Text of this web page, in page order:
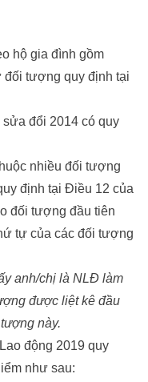
hộ gia đình gồm
tượng quy định tại
đổi 2014 có quy
nhiều đối tượng
định tại Điều 12 của
đối tượng đầu tiên
tự của các đối tượng
anh/chị là NLĐ làm
được liệt kê đầu
này.
động 2019 quy
như sau: